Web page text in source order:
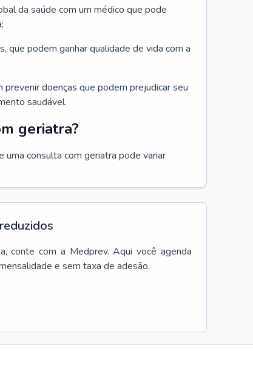
da saúde com um médico que pode
que podem ganhar qualidade de vida com a
doenças que podem prejudicar seu
saudável.
geriatra?
consulta com geriatra pode variar
, conte com a Medprev. Aqui você agenda
e sem taxa de adesão.